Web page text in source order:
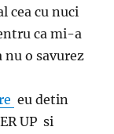
cea cu nuci
ca mi-a
nu o savurez
eu detin
UP si